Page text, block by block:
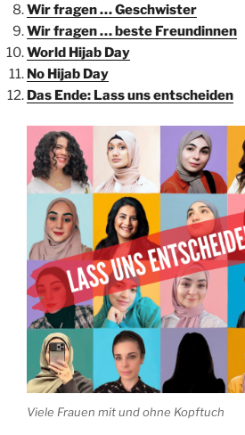
Wir fragen … Geschwister
Wir fragen … beste Freundinnen
World Hijab Day
No Hijab Day
Das Ende: Lass uns entscheiden
Viele Frauen mit und ohne Kopftuch